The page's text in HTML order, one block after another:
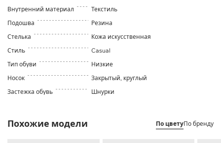
Внутренний материал
Текстиль
Подошва
Резина
Стелька
Кожа искусственная
Стиль
Casual
Тип обуви
Низкие
Носок
Закрытый, круглый
Застежка обувь
Шнурки
Похожие модели По цветуПо бренду